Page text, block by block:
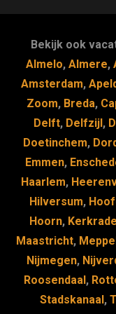
b
o
o
k
k
y
dI
n
Bekijk ook
Almelo, Almere,
Amsterdam,
Zoom, Breda,
Delft, Delfzijl,
Doetinchem,
Emmen,
Haarlem,
Hilversum,
Hoorn, Kerkrade
Maastricht,
Nijmegen,
Roosendaal,
Stadskanaal,